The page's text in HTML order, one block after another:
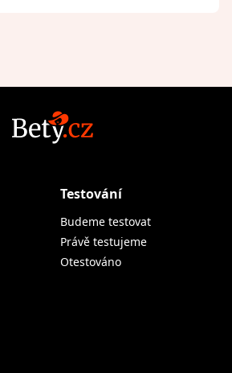
Testování
Budeme testovat
Právě testujeme
Otestováno